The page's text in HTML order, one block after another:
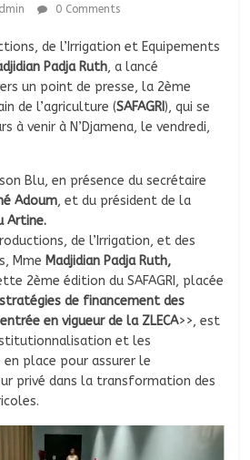
0 Comments
de l’Irrigation et Equipements
Padja Ruth, a lancé
un point de presse, la 2ème
de l’agriculture (SAFAGRI), qui se
à venir à N’Djamena, le vendredi,
Blu, en présence du secrétaire
Adoum, et du président de la
Artine.
de l’Irrigation, et des
Mme Madjidian Padja Ruth,
2ème édition du SAFAGRI, placée
de financement des
en vigueur de la ZLECA>>, est
et les
place pour assurer le
privé dans la transformation des